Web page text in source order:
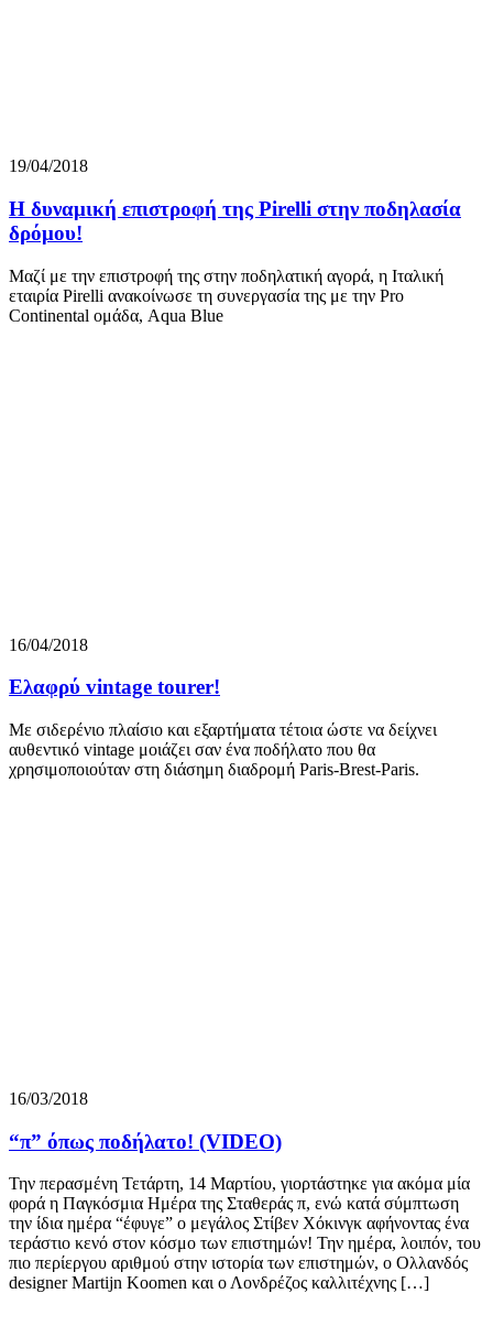
19/04/2018
Η δυναμική επιστροφή της Pirelli στην ποδηλασία
δρόμου!
Μαζί με την επιστροφή της στην ποδηλατική αγορά, η Ιταλική
εταιρία Pirelli ανακοίνωσε τη συνεργασία της με την Pro
Continental ομάδα, Aqua Blue
16/04/2018
Ελαφρύ vintage tourer!
Με σιδερένιο πλαίσιο και εξαρτήματα τέτοια ώστε να δείχνει
αυθεντικό vintage μοιάζει σαν ένα ποδήλατο που θα
χρησιμοποιούταν στη διάσημη διαδρομή Paris-Brest-Paris.
16/03/2018
“π” όπως ποδήλατο! (VIDEO)
Την περασμένη Τετάρτη, 14 Μαρτίου, γιορτάστηκε για ακόμα μία
φορά η Παγκόσμια Ημέρα της Σταθεράς π, ενώ κατά σύμπτωση
την ίδια ημέρα “έφυγε” ο μεγάλος Στίβεν Χόκινγκ αφήνοντας ένα
τεράστιο κενό στον κόσμο των επιστημών! Την ημέρα, λοιπόν, του
πιο περίεργου αριθμού στην ιστορία των επιστημών, ο Ολλανδός
designer Martijn Koomen και ο Λονδρέζος καλλιτέχνης […]